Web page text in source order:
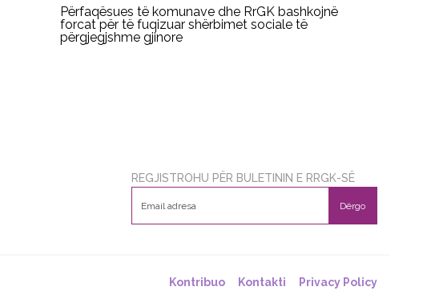
Përfaqësues të komunave dhe RrGK bashkojnë
forcat për të fuqizuar shërbimet sociale të
përgjegjshme gjinore
REGJISTROHU PËR BULETININ E RRGK-SË
Dërgo
Kontribuo Kontakti Privacy Policy